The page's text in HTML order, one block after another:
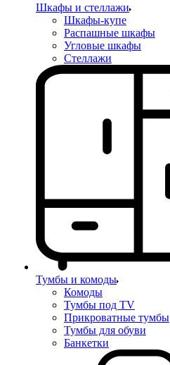
Шкафы и стеллажи
Шкафы-купе
Распашные шкафы
Угловые шкафы
Стеллажи
Тумбы и комоды
Комоды
Тумбы под TV
Прикроватные тумбы
Тумбы для обуви
Банкетки